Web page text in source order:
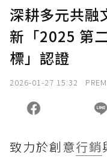
深耕多元共融
新「2025 第
標」認證
2026-01-27 15:32
致力於創意行銷